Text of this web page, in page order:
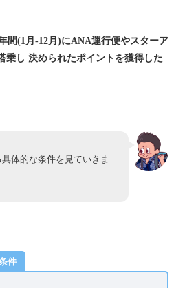
間(1月-12月)にANA運行便やスターア
乗し 決められたポイントを獲得した
体的な条件を見ていきま
件